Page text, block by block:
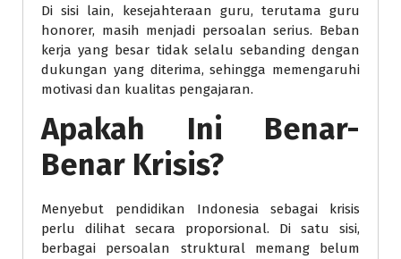
Di sisi lain, kesejahteraan guru, terutama guru
honorer, masih menjadi persoalan serius. Beban
kerja yang besar tidak selalu sebanding dengan
dukungan yang diterima, sehingga memengaruhi
motivasi dan kualitas pengajaran.
Apakah Ini Benar-
Benar Krisis?
Menyebut pendidikan Indonesia sebagai krisis
perlu dilihat secara proporsional. Di satu sisi,
berbagai persoalan struktural memang belum